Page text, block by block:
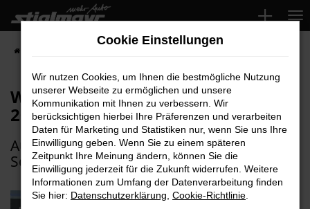
Zum
Hauptinhalt
springen
Wir sind Skoda "Best Performer
2025"
Auszeichnung für unser Autohaus in
Schrobenhausen
Cookie Einstellungen
Wir nutzen Cookies, um Ihnen die bestmögliche Nutzung
unserer Webseite zu ermöglichen und unsere
Kommunikation mit Ihnen zu verbessern. Wir
berücksichtigen hierbei Ihre Präferenzen und verarbeiten
Daten für Marketing und Statistiken nur, wenn Sie uns Ihre
Einwilligung geben. Wenn Sie zu einem späteren
Zeitpunkt Ihre Meinung ändern, können Sie die
Einwilligung jederzeit für die Zukunft widerrufen. Weitere
Informationen zum Umfang der Datenverarbeitung finden
Sie hier: Datenschutzerklärung Cookie-Richtlinie